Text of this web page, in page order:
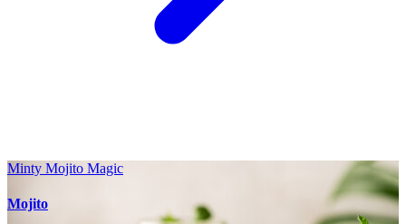
Minty Mojito Magic
Mojito